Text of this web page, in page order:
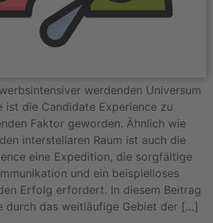
werdenden Universum
ist die Candidate Experience zu
Faktor geworden. Ähnlich wie
interstellaren Raum ist auch die
eine Expedition, die sorgfältige
und ein beispielloses
Erfolg erfordert. In diesem Beitrag
durch das weitläufige Gebiet der […]